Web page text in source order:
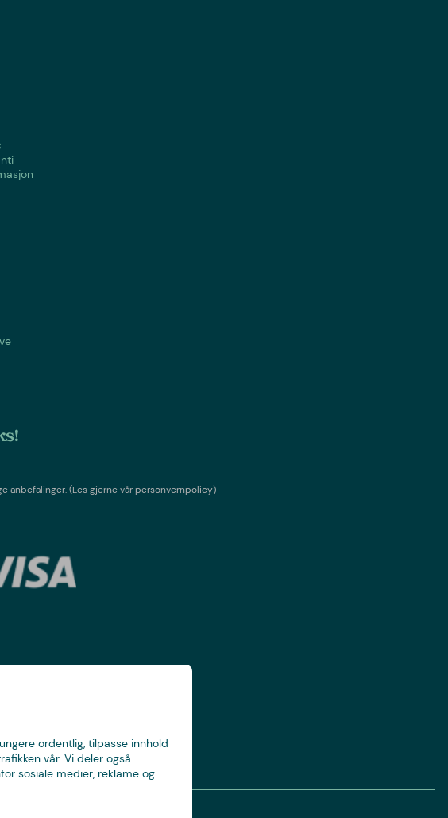
ordentlig, tilpasse innhold
vår. Vi deler også
sosiale medier, reklame og
anbefalinger.(Les gjerne vår personvernpolicy)